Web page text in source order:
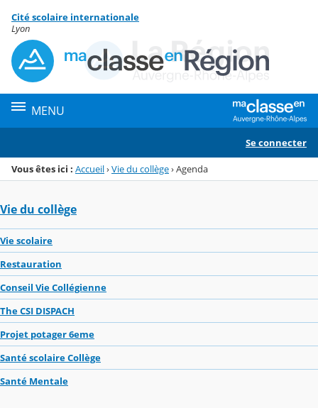
Menu de la rubrique
Contenu
Cité scolaire internationale
Lyon
MENU
Se connecter
Vous êtes ici : Accueil›Vie du collège›Agenda
Vie du collège
Vie scolaire
Restauration
Conseil Vie Collégienne
The CSI DISPACH
Projet potager 6eme
Santé scolaire Collège
Santé Mentale